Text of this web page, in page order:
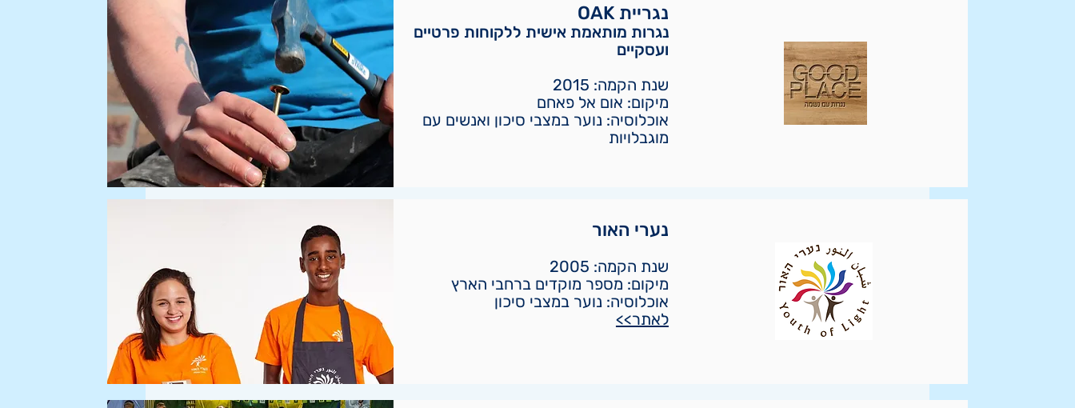
נגריית OAK
נגרות מותאמת אישית ללקוחות פרטיים
ועסקיים
שנת הקמה: 2015
מיקום: אום אל פאחם
אוכלוסיה: נוער במצבי סיכון ואנשים עם
מוגבלויות
נערי האור
שנת הקמה: 2005
מיקום: מספר מוקדים ברחבי הארץ
אוכלוסיה: נוער במצבי סיכון
לאתר>>